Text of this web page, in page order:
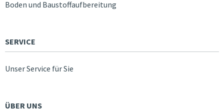
Boden und Baustoffaufbereitung
SERVICE
Unser Service für Sie
ÜBER UNS